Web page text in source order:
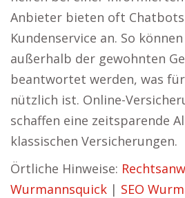
Anbieter bieten oft Chatbots
Kundenservice an. So
außerhalb der gewohnten
beantwortet werden, was
nützlich ist. Online-
schaffen eine zeitsparende
klassischen Versicherungen.
Örtliche Hinweise:
Wurmannsquick | SEO